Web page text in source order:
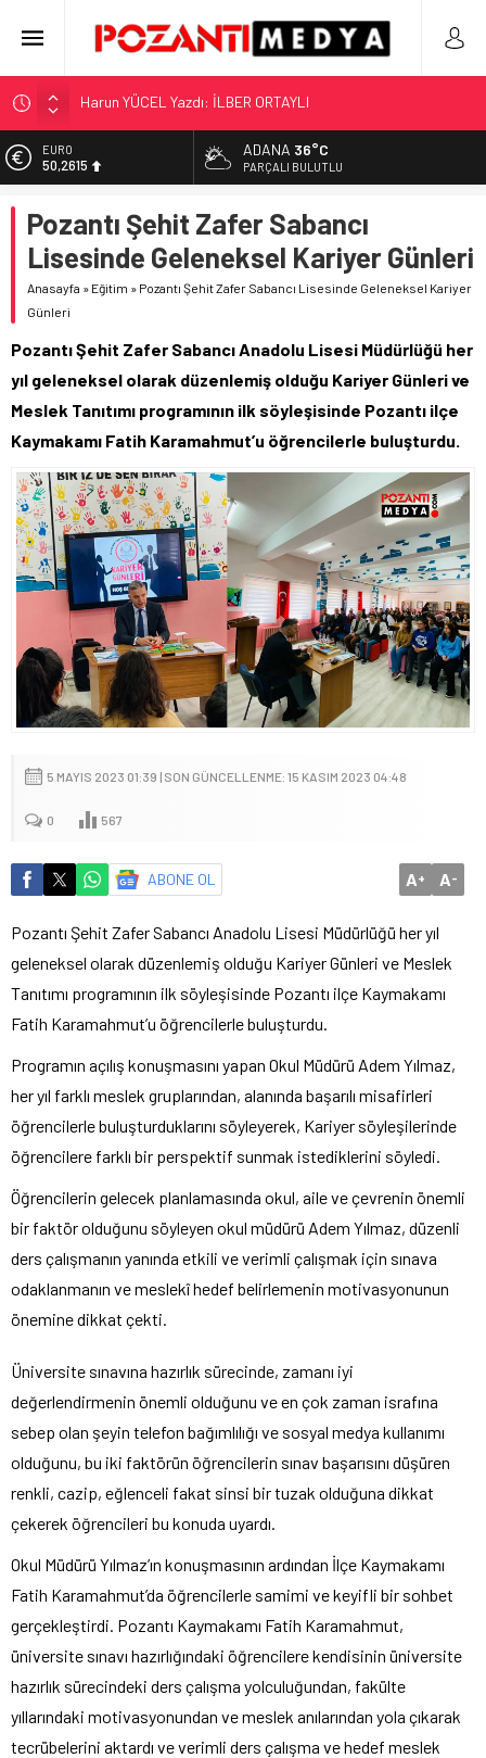
“KILAVUZ HATİCE’NİN MEZARI NEREDE?!!!”
Adana’nın Gizli Cenneti Pozantı Akçatekir Yaylası
Yılmaz Soğutma’dan Buzdolabı Uyarısı
Ajans
Harun YÜCEL Yazdı: İLBER ORTAYLI
EURO
50,2615
5.910,66
BİST
11.456,34
DOLAR
ADANA 36°C
PARÇALI BULUTLU
Pozantı Şehit Zafer Sabancı
Lisesinde Geleneksel Kariyer Günleri
Anasayfa » Eğitim » Pozantı Şehit Zafer Sabancı Lisesinde Geleneksel Kariyer
Günleri
Pozantı Şehit Zafer Sabancı Anadolu Lisesi Müdürlüğü her
yıl geleneksel olarak düzenlemiş olduğu Kariyer Günleri ve
Meslek Tanıtımı programının ilk söyleşisinde Pozantı ilçe
Kaymakamı Fatih Karamahmut’u öğrencilerle buluşturdu.
5 MAYIS 2023 01:39 | SON GÜNCELLENME: 15 KASIM 2023 04:48
0 567
ABONE OL A+ A-
Pozantı Şehit Zafer Sabancı Anadolu Lisesi Müdürlüğü her yıl
geleneksel olarak düzenlemiş olduğu Kariyer Günleri ve Meslek
Tanıtımı programının ilk söyleşisinde Pozantı ilçe Kaymakamı
Fatih Karamahmut’u öğrencilerle buluşturdu.
Programın açılış konuşmasını yapan Okul Müdürü Adem Yılmaz,
her yıl farklı meslek gruplarından, alanında başarılı misafirleri
öğrencilerle buluşturduklarını söyleyerek, Kariyer söyleşilerinde
öğrencilere farklı bir perspektif sunmak istediklerini söyledi.
Öğrencilerin gelecek planlamasında okul, aile ve çevrenin önemli
bir faktör olduğunu söyleyen okul müdürü Adem Yılmaz, düzenli
ders çalışmanın yanında etkili ve verimli çalışmak için sınava
odaklanmanın ve meslekî hedef belirlemenin motivasyonunun
önemine dikkat çekti.
Üniversite sınavına hazırlık sürecinde, zamanı iyi
değerlendirmenin önemli olduğunu ve en çok zaman israfına
sebep olan şeyin telefon bağımlılığı ve sosyal medya kullanımı
olduğunu, bu iki faktörün öğrencilerin sınav başarısını düşüren
renkli, cazip, eğlenceli fakat sinsi bir tuzak olduğuna dikkat
çekerek öğrencileri bu konuda uyardı.
Okul Müdürü Yılmaz’ın konuşmasının ardından İlçe Kaymakamı
Fatih Karamahmut’da öğrencilerle samimi ve keyifli bir sohbet
gerçekleştirdi. Pozantı Kaymakamı Fatih Karamahmut,
üniversite sınavı hazırlığındaki öğrencilere kendisinin üniversite
hazırlık sürecindeki ders çalışma yolculuğundan, fakülte
yıllarındaki motivasyonundan ve meslek anılarından yola çıkarak
tecrübelerini aktardı ve verimli ders çalışma ve hedef meslek